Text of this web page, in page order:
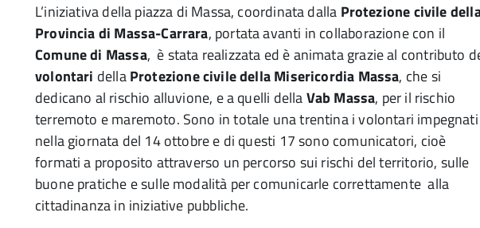
L’iniziativa della piazza di Massa, coordinata dalla Protezione civile
Provincia di Massa-Carrara, portata avanti in collaborazione con il
Comune di Massa, è stata realizzata ed è animata grazie al contributo
volontari dellaProtezione civile della Misericordia Massa, che si
dedicano al rischio alluvione, e a quelli dellaVab Massa, per il rischio
terremoto e maremoto. Sono in totale una trentina i volontari impegnati
nella giornata del 14 ottobre e di questi 17 sono comunicatori, cioè
formati a proposito attraverso un percorso sui rischi del territorio, sulle
buone pratiche e sulle modalità per comunicarle correttamente alla
cittadinanza in iniziative pubbliche.